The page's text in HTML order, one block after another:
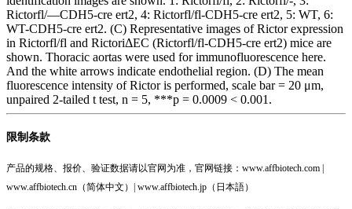
Rictorfl/—CDH5-cre ert2, 4: Rictorfl/fl-CDH5-cre ert2, 5: WT, 6:
WT-CDH5-cre ert2. (C) Representative images of Rictor expression
in Rictorfl/fl and RictoriΔEC (Rictorfl/fl-CDH5-cre ert2) mice are
shown. Thoracic aortas were used for immunofluorescence here.
And the white arrows indicate endothelial region. (D) The mean
fluorescence intensity of Rictor is performed, scale bar = 20 μm,
unpaired 2-tailed t test, n = 5, ***p = 0.0009 < 0.001.
限制条款
产品的规格、报价、验证数据请以官网为准，官网链接：www.affbiotech.com |
www.affbiotech.cn（简体中文）| www.affbiotech.jp（日本語）